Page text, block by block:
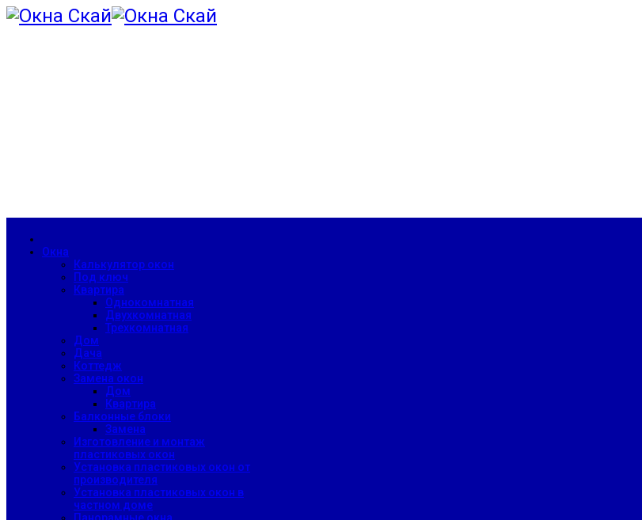
Окна
Калькулятор окон
Под ключ
Квартира
Однокомнатная
Двухкомнатная
Трехкомнатная
Дом
Дача
Коттедж
Замена окон
Дом
Квартира
Балконные блоки
Замена
Изготовление и монтаж
пластиковых окон
Установка пластиковых окон от
производителя
Установка пластиковых окон в
частном доме